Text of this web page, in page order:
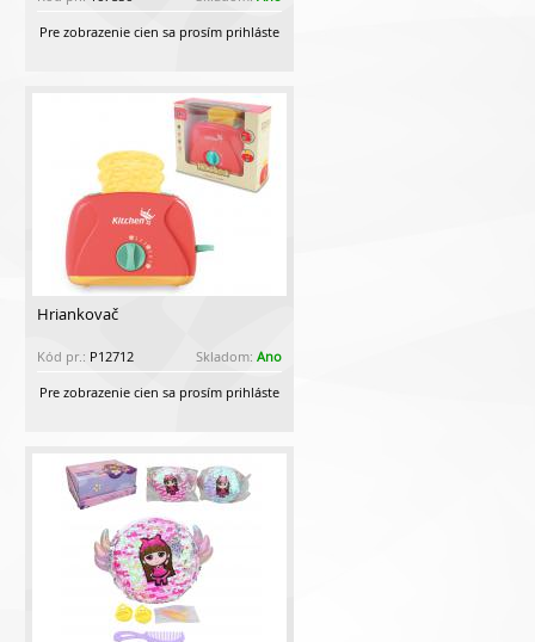
Pre zobrazenie cien sa prosím prihláste
Hriankovač
Kód pr.: P12712 Skladom: Ano
Pre zobrazenie cien sa prosím prihláste